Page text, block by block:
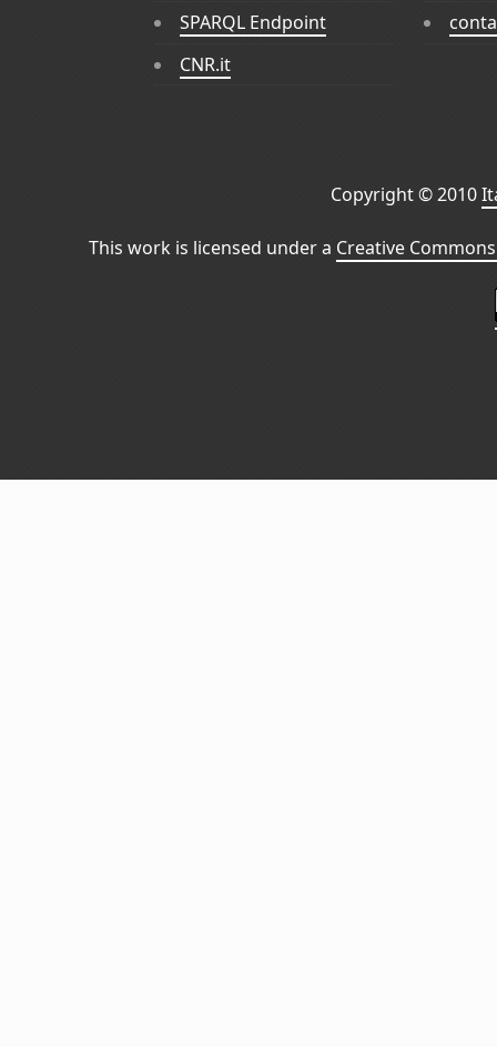
SPARQL Endpoint
CNR.it
Copyright © 2010
This work is licensed under a Creative